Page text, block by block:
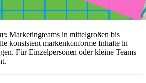
Marketingteams in mittelgroßen bis
konsistent markenkonforme Inhalte in
Für Einzelpersonen oder kleine Teams